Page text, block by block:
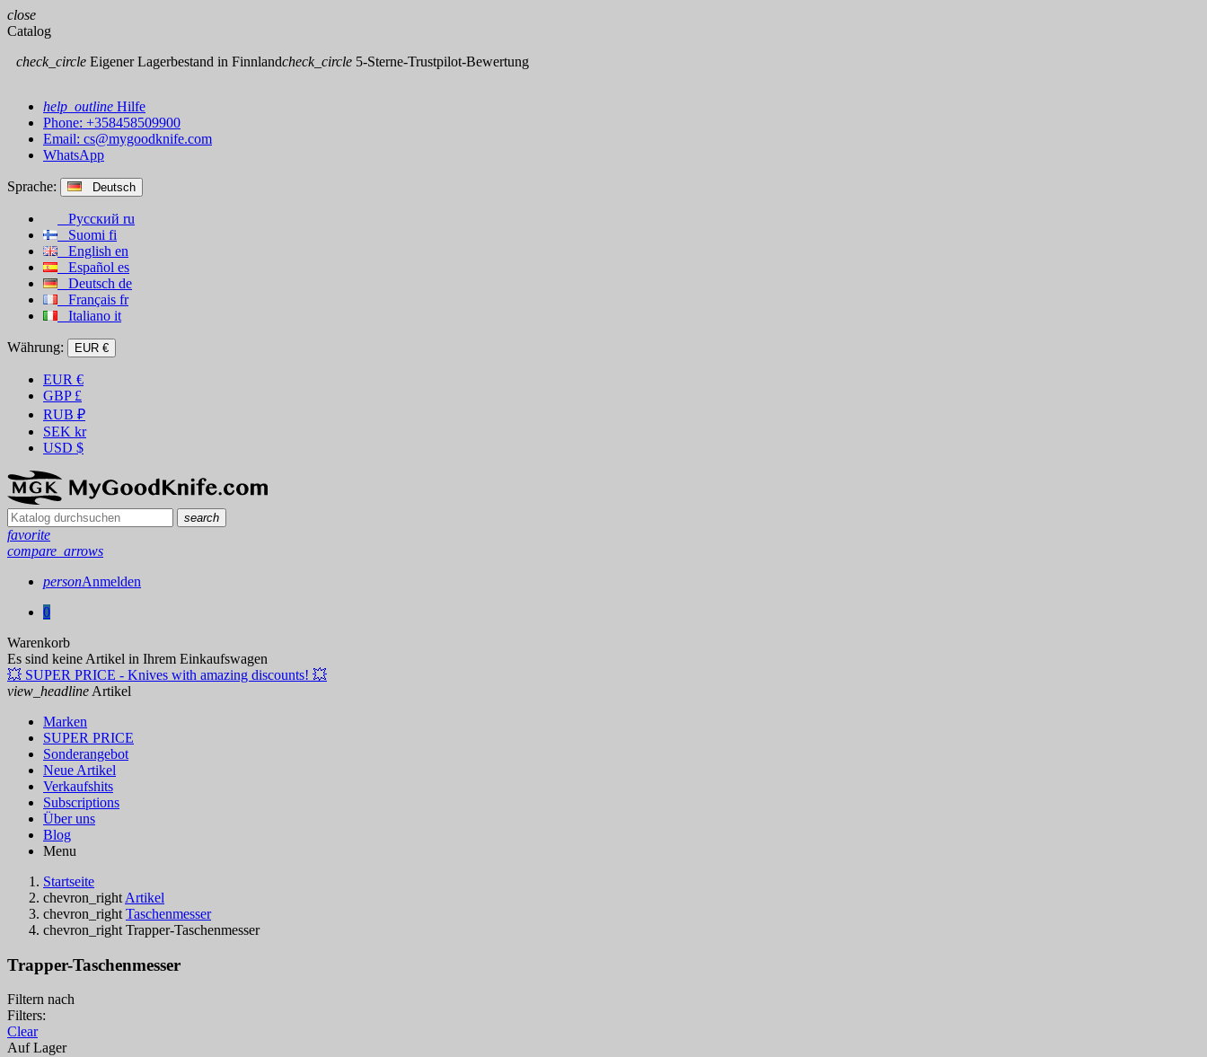
close
Catalog
check_circle Eigener Lagerbestand in Finnlandcheck_circle 5-Sterne-Trustpilot-Bewertung
help_outline Hilfe
Phone: +358458509900
Email: cs@mygoodknife.com
WhatsApp
Sprache: Deutsch
Русский ru
Suomi fi
English en
Español es
Deutsch de
Français fr
Italiano it
Währung: EUR €
EUR €
GBP £
RUB ₽
SEK kr
USD $
search
favorite
compare_arrows
personAnmelden
0
Warenkorb
Es sind keine Artikel in Ihrem Einkaufswagen
💥 SUPER PRICE - Knives with amazing discounts! 💥
view_headline Artikel
Marken
SUPER PRICE
Sonderangebot
Neue Artikel
Verkaufshits
Subscriptions
Über uns
Blog
Menu
Startseite
chevron_right Artikel
chevron_right Taschenmesser
chevron_right Trapper-Taschenmesser
Trapper-Taschenmesser
Filtern nach
Filters:
Clear
Auf Lager